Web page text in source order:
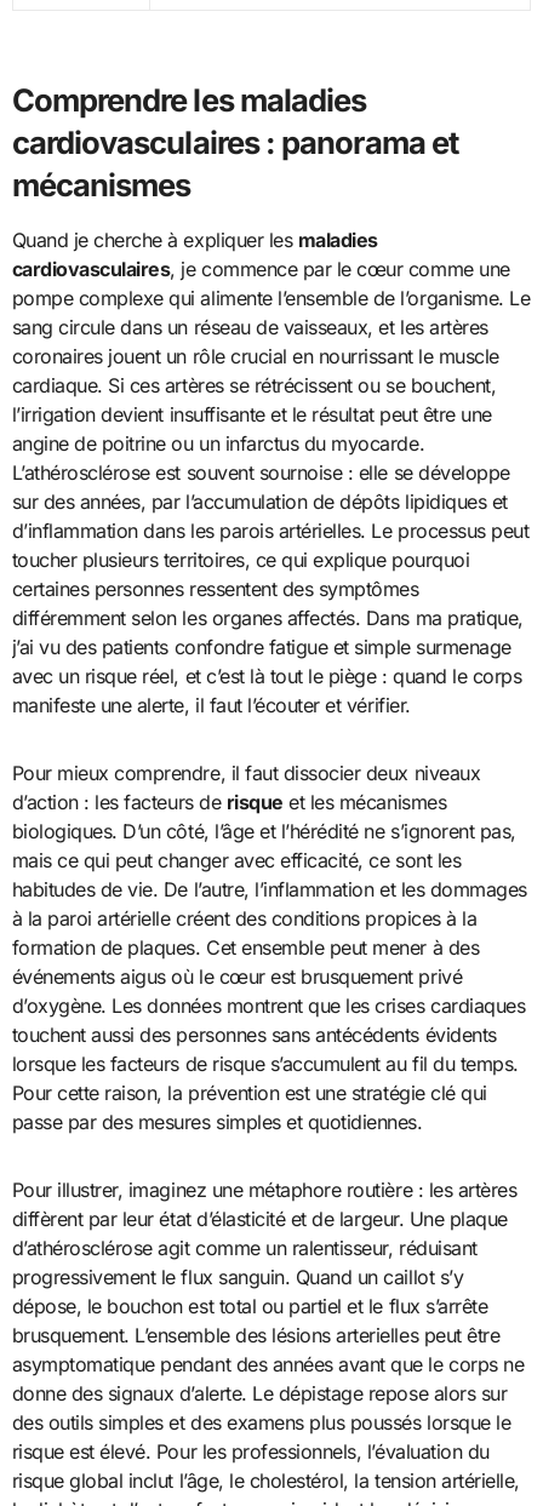
Comprendre les maladies
cardiovasculaires : panorama et
mécanismes
Quand je cherche à expliquer les maladies
cardiovasculaires, je commence par le cœur comme une
pompe complexe qui alimente l’ensemble de l’organisme. Le
sang circule dans un réseau de vaisseaux, et les artères
coronaires jouent un rôle crucial en nourrissant le muscle
cardiaque. Si ces artères se rétrécissent ou se bouchent,
l’irrigation devient insuffisante et le résultat peut être une
angine de poitrine ou un infarctus du myocarde.
L’athérosclérose est souvent sournoise : elle se développe
sur des années, par l’accumulation de dépôts lipidiques et
d’inflammation dans les parois artérielles. Le processus peut
toucher plusieurs territoires, ce qui explique pourquoi
certaines personnes ressentent des symptômes
différemment selon les organes affectés. Dans ma pratique,
j’ai vu des patients confondre fatigue et simple surmenage
avec un risque réel, et c’est là tout le piège : quand le corps
manifeste une alerte, il faut l’écouter et vérifier.
Pour mieux comprendre, il faut dissocier deux niveaux
d’action : les facteurs de risque et les mécanismes
biologiques. D’un côté, l’âge et l’hérédité ne s’ignorent pas,
mais ce qui peut changer avec efficacité, ce sont les
habitudes de vie. De l’autre, l’inflammation et les dommages
à la paroi artérielle créent des conditions propices à la
formation de plaques. Cet ensemble peut mener à des
événements aigus où le cœur est brusquement privé
d’oxygène. Les données montrent que les crises cardiaques
touchent aussi des personnes sans antécédents évidents
lorsque les facteurs de risque s’accumulent au fil du temps.
Pour cette raison, la prévention est une stratégie clé qui
passe par des mesures simples et quotidiennes.
Pour illustrer, imaginez une métaphore routière : les artères
diffèrent par leur état d’élasticité et de largeur. Une plaque
d’athérosclérose agit comme un ralentisseur, réduisant
progressivement le flux sanguin. Quand un caillot s’y
dépose, le bouchon est total ou partiel et le flux s’arrête
brusquement. L’ensemble des lésions arterielles peut être
asymptomatique pendant des années avant que le corps ne
donne des signaux d’alerte. Le dépistage repose alors sur
des outils simples et des examens plus poussés lorsque le
risque est élevé. Pour les professionnels, l’évaluation du
risque global inclut l’âge, le cholestérol, la tension artérielle,